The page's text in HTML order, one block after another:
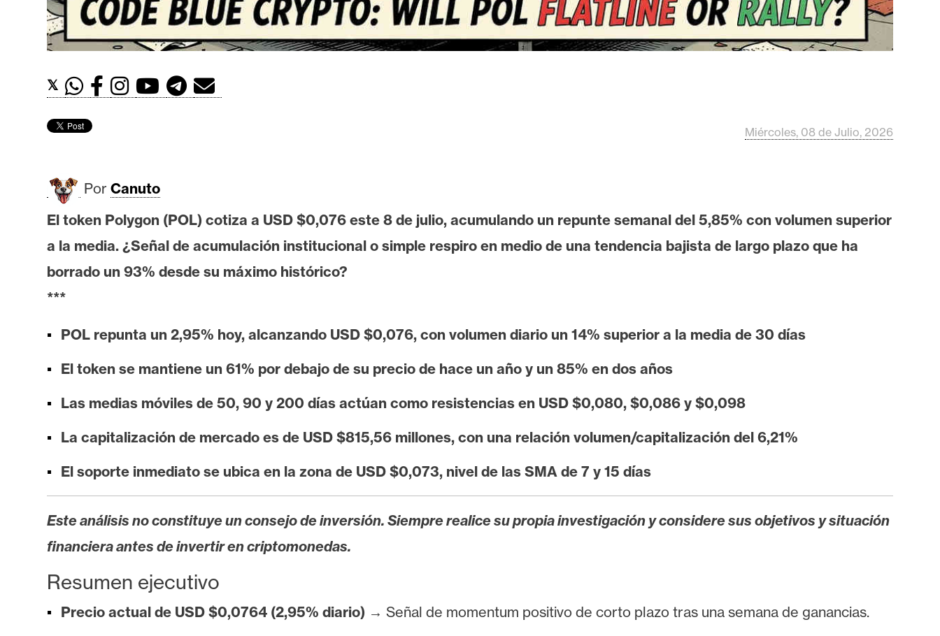
t
h
e
e
m
I
A
A
n
l
s
t
d
e
r
n
𝕏
Miércoles, 08 de Julio, 2026
Por Canuto
El token Polygon (POL) cotiza a USD $0,076 este 8 de julio, acumulando un repunte semanal del 5,85% con volumen superior
a la media. ¿Señal de acumulación institucional o simple respiro en medio de una tendencia bajista de largo plazo que ha
borrado un 93% desde su máximo histórico?
***
POL repunta un 2,95% hoy, alcanzando USD $0,076, con volumen diario un 14% superior a la media de 30 días
El token se mantiene un 61% por debajo de su precio de hace un año y un 85% en dos años
Las medias móviles de 50, 90 y 200 días actúan como resistencias en USD $0,080, $0,086 y $0,098
La capitalización de mercado es de USD $815,56 millones, con una relación volumen/capitalización del 6,21%
El soporte inmediato se ubica en la zona de USD $0,073, nivel de las SMA de 7 y 15 días
Este análisis no constituye un consejo de inversión. Siempre realice su propia investigación y considere sus objetivos y situación
financiera antes de invertir en criptomonedas.
Resumen ejecutivo
Precio actual de USD $0,0764 (2,95% diario) → Señal de momentum positivo de corto plazo tras una semana de ganancias.